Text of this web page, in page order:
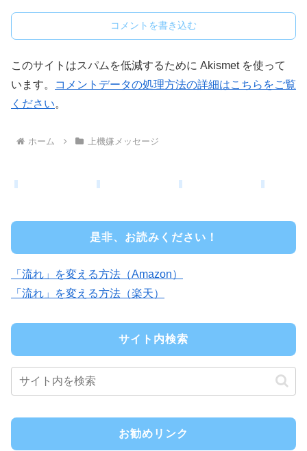
コメントを書き込む
このサイトはスパムを低減するために Akismet を使って
います。
コメントデータの処理方法の詳細はこちらをご覧
ください。
ホーム 上機嫌メッセージ
是非、お読みください！
「流れ」を変える方法（Amazon）
「流れ」を変える方法（楽天）
サイト内検索
お勧めリンク